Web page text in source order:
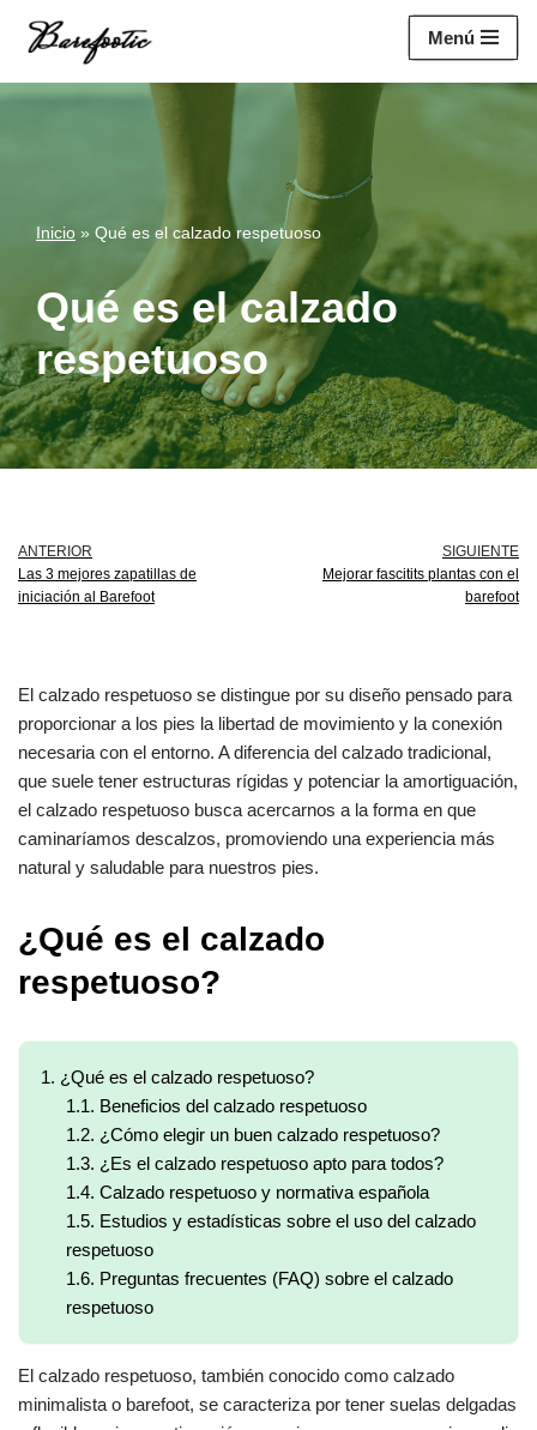
Menú
Inicio » Qué es el calzado respetuoso
Qué es el calzado
respetuoso
ANTERIOR
Las 3 mejores zapatillas de
iniciación al Barefoot
SIGUIENTE
Mejorar fascitits plantas con el
barefoot
El calzado respetuoso se distingue por su diseño pensado para
proporcionar a los pies la libertad de movimiento y la conexión
necesaria con el entorno. A diferencia del calzado tradicional,
que suele tener estructuras rígidas y potenciar la amortiguación,
el calzado respetuoso busca acercarnos a la forma en que
caminaríamos descalzos, promoviendo una experiencia más
natural y saludable para nuestros pies.
¿Qué es el calzado
respetuoso?
1. ¿Qué es el calzado respetuoso?
1.1. Beneficios del calzado respetuoso
1.2. ¿Cómo elegir un buen calzado respetuoso?
1.3. ¿Es el calzado respetuoso apto para todos?
1.4. Calzado respetuoso y normativa española
1.5. Estudios y estadísticas sobre el uso del calzado
respetuoso
1.6. Preguntas frecuentes (FAQ) sobre el calzado
respetuoso
El calzado respetuoso, también conocido como calzado
minimalista o barefoot, se caracteriza por tener suelas delgadas